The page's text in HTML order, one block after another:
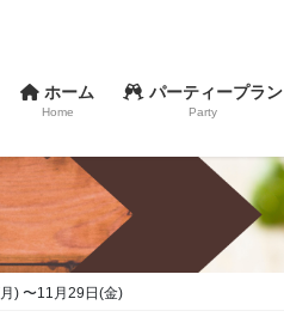
ホーム
Home
パーティープラン
Party
) 〜11月29日(金)